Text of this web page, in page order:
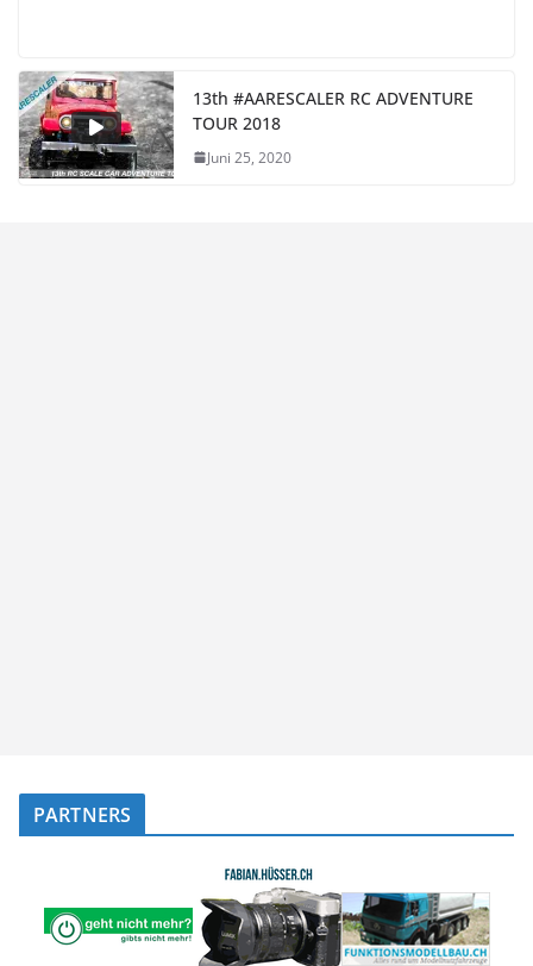
13th #AARESCALER RC ADVENTURE
TOUR 2018
Juni 25, 2020
PARTNERS